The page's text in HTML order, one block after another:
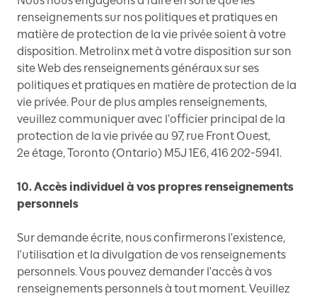
renseignements sur nos politiques et pratiques en
matière de protection de la vie privée soient à votre
disposition. Metrolinx met à votre disposition sur son
site Web des renseignements généraux sur ses
politiques et pratiques en matière de protection de la
vie privée. Pour de plus amples renseignements,
veuillez communiquer avec l'officier principal de la
protection de la vie privée au 97, rue Front Ouest,
2e étage, Toronto (Ontario) M5J 1E6, 416 202-5941.
10. Accès individuel à vos propres renseignements
personnels
Sur demande écrite, nous confirmerons l'existence,
l'utilisation et la divulgation de vos renseignements
personnels. Vous pouvez demander l'accès à vos
renseignements personnels à tout moment. Veuillez